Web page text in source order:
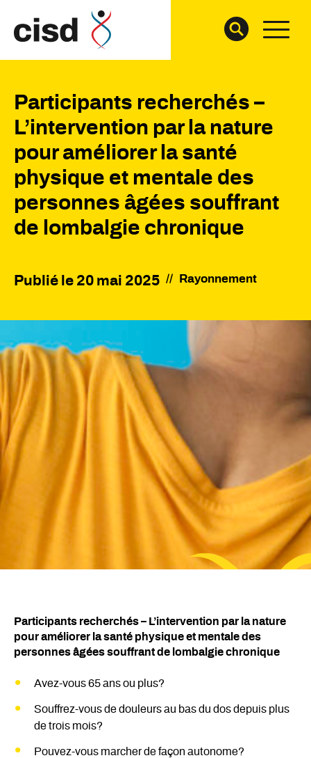
Participants recherchés –
L’intervention par la nature
pour améliorer la santé
physique et mentale des
personnes âgées souffrant
de lombalgie chronique
Publié le 20 mai 2025 // Rayonnement
Participants recherchés – L’intervention par la nature
pour améliorer la santé physique et mentale des
personnes âgées souffrant de lombalgie chronique
Avez-vous 65 ans ou plus?
Souffrez-vous de douleurs au bas du dos depuis plus
de trois mois?
Pouvez-vous marcher de façon autonome?